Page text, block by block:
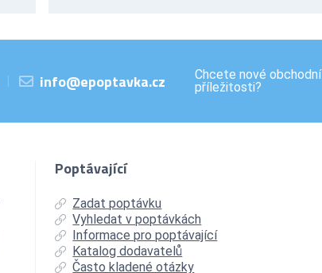
| info@epoptavka.cz
Chcete nové obchodní
příležitosti?
Poptávající
Zadat poptávku
Vyhledat v poptávkách
Informace pro poptávající
Katalog dodavatelů
Často kladené otázky